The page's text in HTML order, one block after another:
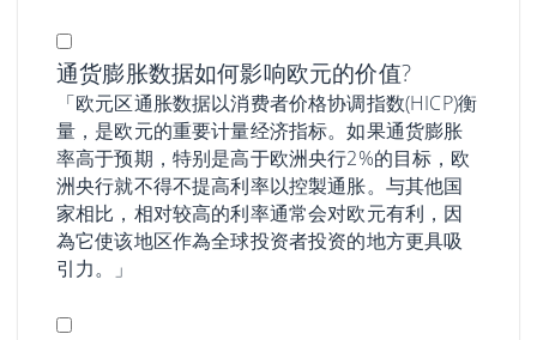
通货膨胀数据如何影响欧元的价值?
「欧元区通胀数据以消费者价格协调指数(HICP)衡
量，是欧元的重要计量经济指标。如果通货膨胀
率高于预期，特别是高于欧洲央行2%的目标，欧
洲央行就不得不提高利率以控製通胀。与其他国
家相比，相对较高的利率通常会对欧元有利，因
為它使该地区作為全球投资者投资的地方更具吸
引力。」